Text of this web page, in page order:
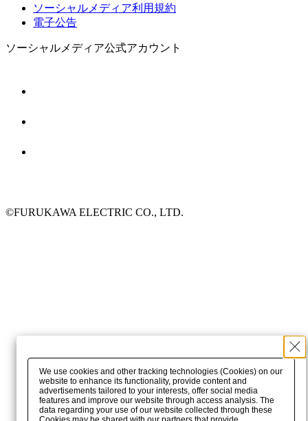
ソーシャルメディア利用規約
電子公告
ソーシャルメディア公式アカウント
©FURUKAWA ELECTRIC CO., LTD.
We use cookies and other tracking technologies (Cookies) on our
website to enhance its functionality, provide content and
advertisements tailored to your interests, offer social media
features and improve our website through access analysis. The
data regarding your use of our website collected through these